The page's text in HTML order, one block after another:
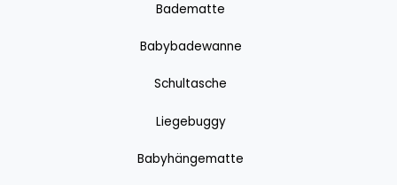
Badematte
Babybadewanne
Schultasche
Liegebuggy
Babyhängematte